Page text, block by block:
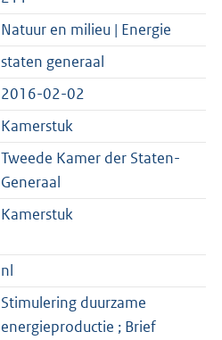
Natuur en milieu | Energie
staten generaal
2016-02-02
Kamerstuk
Tweede Kamer der Staten-
Generaal
Kamerstuk
nl
Stimulering duurzame
energieproductie ; Brief